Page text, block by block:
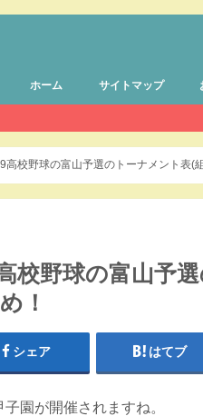
ホーム
サイトマップ
高校野球の富山予選のトーナメント表(
校野球の富山予
！
シェア はてブ
園が開催されますね。